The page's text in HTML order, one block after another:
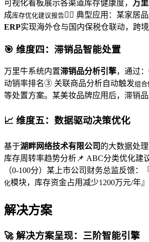
可视化看板展示各渠道库存健康度， 万
成库存优化建议报告👍🏻 典型应用：某家居
ERP实现海外仓与国内保税仓联动，跨
🎯 维度四：滞销品智能处置
万里牛系统内置滞销品分析引擎，通过
动销率排名③ 关联商品分析自动触发组
等处置方案。某美妆品牌应用后，滞销
📈 维度五：数据驱动决策优化
基于湖畔网络技术有限公司 的大数据处
库存周转率趋势分析📌 ABC分类优化建
（0-100分）某上市公司财务总监反馈：
化模块，库存资金占用减少1200万元/年』
解决方案
🚀 解决方案呈现：三阶智能引擎